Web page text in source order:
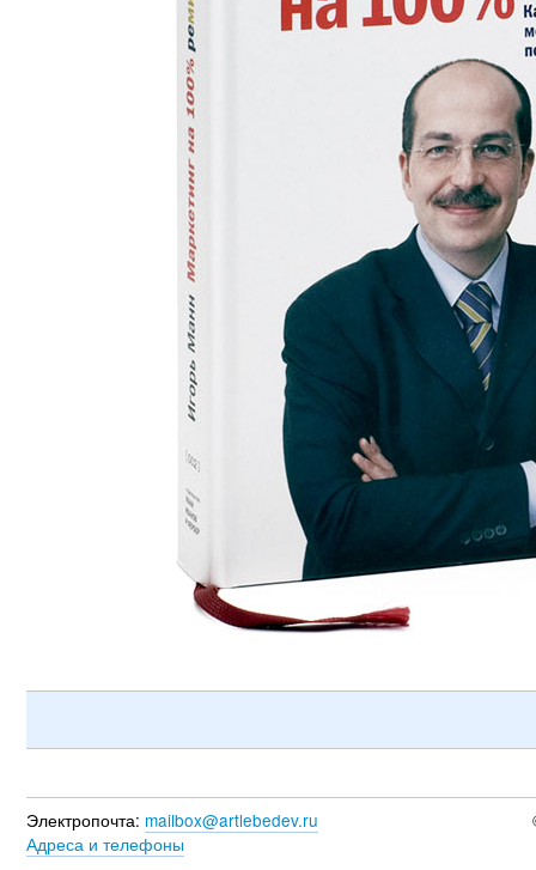
Электропочта: mailbox@artlebedev.ru
Адреса и телефоны